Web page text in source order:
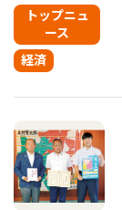
トップニュ
ース
経済